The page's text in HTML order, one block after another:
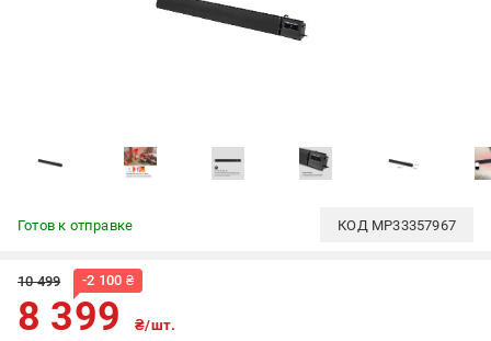
Готов к отправке КОД MP33357967
10 499 -2 100 ₴
8 399 ₴/шт.